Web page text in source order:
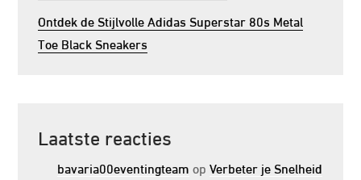
Ontdek de Stijlvolle Adidas Superstar 80s Metal
Toe Black Sneakers
Laatste reacties
bavaria00eventingteam opVerbeter je Snelheid